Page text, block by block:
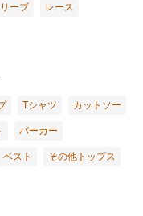
ーブ レース
Tシャツ カットソー
パーカー
ベスト その他トップス